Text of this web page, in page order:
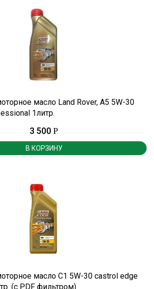
масло Land Rover, A5 5W-30
1литр.
3 500 Р
В КОРЗИНУ
масло С1 5W-30 castrol edge
(с PDF фильтром)